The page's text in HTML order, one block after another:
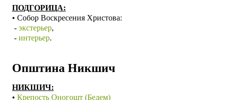
ПОДГОРИЦА:
• Собор Воскресения Христова:
- экстерьер,
- интерьер.
Општина Никшич
НИКШИЧ:
• Крепость Оногошт (Бедем)